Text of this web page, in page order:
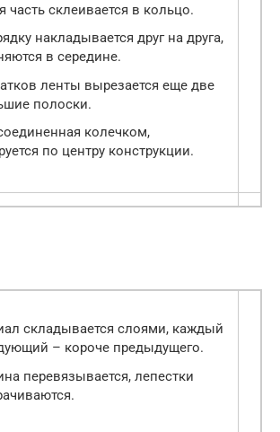
часть склеивается в кольцо.
накладывается друг на друга,
в середине.
ленты вырезается еще две
полоски.
колечком,
по центру конструкции.
складывается слоями, каждый
– короче предыдущего.
перевязывается, лепестки